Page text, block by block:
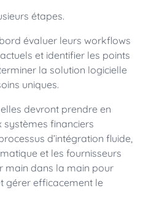
étapes.
évaluer leurs workflows
et identifier les points
la solution logicielle
uniques.
devront prendre en
financiers
d’intégration fluide,
et les fournisseurs
main dans la main pour
gérer efficacement le